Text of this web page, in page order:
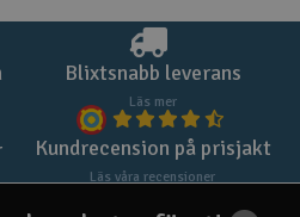
Blixtsnabb leverans
Läs mer
Kundrecension på prisjakt
Läs våra recensioner